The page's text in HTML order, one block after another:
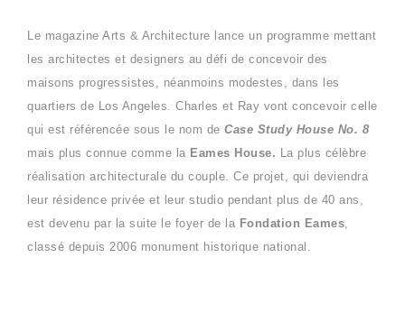
Le magazine Arts & Architecture lance un programme mettant
les architectes et designers au défi de concevoir des
maisons progressistes, néanmoins modestes, dans les
quartiers de Los Angeles. Charles et Ray vont concevoir celle
qui est référencée sous le nom de Case Study House No. 8
mais plus connue comme la Eames House. La plus célèbre
réalisation architecturale du couple. Ce projet, qui deviendra
leur résidence privée et leur studio pendant plus de 40 ans,
est devenu par la suite le foyer de la Fondation Eames
classé depuis 2006 monument historique national.